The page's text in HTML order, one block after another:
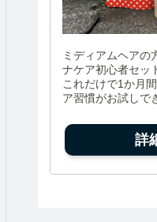
ミディアムヘアの
ナケア初心者セッ
これだけで1か月
ア習慣がお試しで
詳